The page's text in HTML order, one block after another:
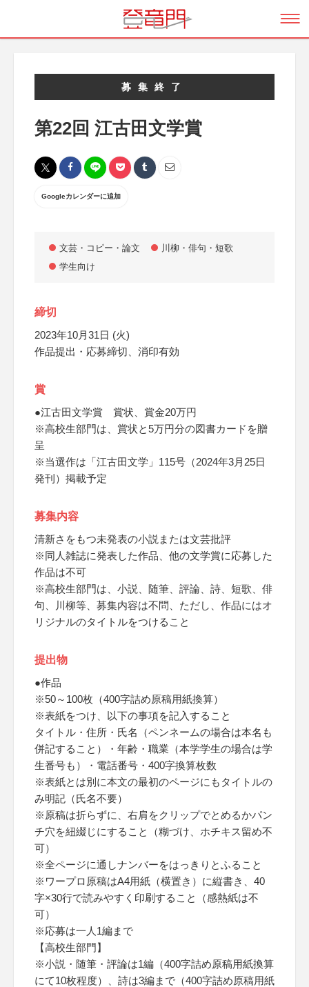
募集終了
第22回 江古田文学賞
Googleカレンダーに追加
文芸・コピー・論文
川柳・俳句・短歌
学生向け
締切
2023年10月31日 (火)
作品提出・応募締切、消印有効
賞
●江古田文学賞 賞状、賞金20万円
※高校生部門は、賞状と5万円分の図書カードを贈
呈
※当選作は「江古田文学」115号（2024年3月25日
発刊）掲載予定
募集内容
清新さをもつ未発表の小説または文芸批評
※同人雑誌に発表した作品、他の文学賞に応募した
作品は不可
※高校生部門は、小説、随筆、評論、詩、短歌、俳
句、川柳等、募集内容は不問、ただし、作品にはオ
リジナルのタイトルをつけること
提出物
●作品
※50～100枚（400字詰め原稿用紙換算）
※表紙をつけ、以下の事項を記入すること
タイトル・住所・氏名（ペンネームの場合は本名も
併記すること）・年齢・職業（本学学生の場合は学
生番号も）・電話番号・400字換算枚数
※表紙とは別に本文の最初のページにもタイトルの
み明記（氏名不要）
※原稿は折らずに、右肩をクリップでとめるかパン
チ穴を紐綴じにすること（糊づけ、ホチキス留め不
可）
※全ページに通しナンバーをはっきりとふること
※ワープロ原稿はA4用紙（横置き）に縦書き、40
字×30行で読みやすく印刷すること（感熱紙は不
可）
※応募は一人1編まで
【高校生部門】
※小説・随筆・評論は1編（400字詰め原稿用紙換算
にて10枚程度）、詩は3編まで（400字詰め原稿用紙